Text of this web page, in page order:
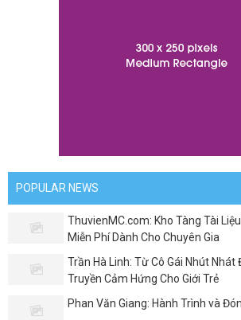
POPULAR NEWS
ThuvienMC.com: Kho Tàng Tài
Miễn Phí Dành Cho Chuyên Gia
Trần Hà Linh: Từ Cô Gái Nhút Nhát
Truyền Cảm Hứng Cho Giới Trẻ
Phan Văn Giang: Hành Trình và